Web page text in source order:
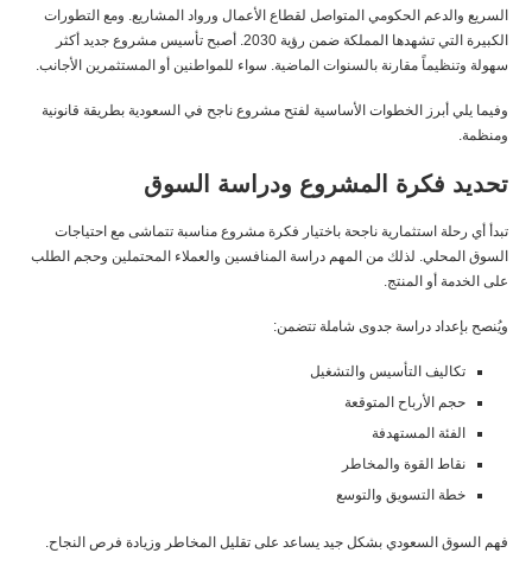
السريع والدعم الحكومي المتواصل لقطاع الأعمال ورواد المشاريع. ومع التطورات
الكبيرة التي تشهدها المملكة ضمن رؤية 2030. أصبح تأسيس مشروع جديد أكثر
سهولة وتنظيماً مقارنة بالسنوات الماضية. سواء للمواطنين أو المستثمرين الأجانب.
وفيما يلي أبرز الخطوات الأساسية لفتح مشروع ناجح في السعودية بطريقة قانونية
ومنظمة.
تحديد فكرة المشروع ودراسة السوق
تبدأ أي رحلة استثمارية ناجحة باختيار فكرة مشروع مناسبة تتماشى مع احتياجات
السوق المحلي. لذلك من المهم دراسة المنافسين والعملاء المحتملين وحجم الطلب
على الخدمة أو المنتج.
ويُنصح بإعداد دراسة جدوى شاملة تتضمن:
تكاليف التأسيس والتشغيل
حجم الأرباح المتوقعة
الفئة المستهدفة
نقاط القوة والمخاطر
خطة التسويق والتوسع
فهم السوق السعودي بشكل جيد يساعد على تقليل المخاطر وزيادة فرص النجاح.